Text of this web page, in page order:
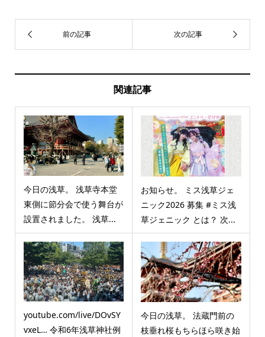
関連記事
今日の浅草。 浅草寺本堂
東側に節分会で使う舞台が
設置されました。 浅草...
お知らせ。 ミス浅草ジェ
ニック2026 募集 #ミス浅
草ジェニック とは？ 次...
youtube.com/live/DOvSY
vxeL… 令和6年浅草神社例
今日の浅草。 法蔵門前の
枝垂れ桜もちらほら咲き始